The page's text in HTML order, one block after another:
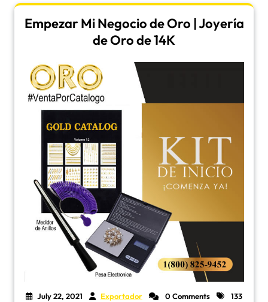
Empezar Mi Negocio de Oro | Joyería
de Oro de 14K
July 22, 2021 Exportador 0 Comments
133